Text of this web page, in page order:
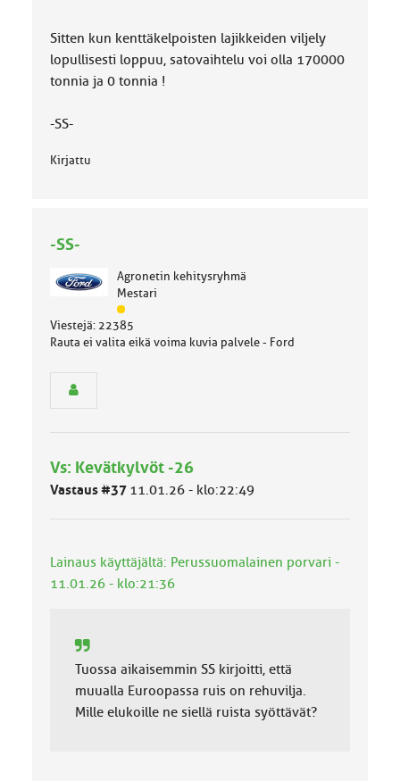
Sitten kun kenttäkelpoisten lajikkeiden viljely
lopullisesti loppuu, satovaihtelu voi olla 170000
tonnia ja 0 tonnia !
-SS-
Kirjattu
-SS-
Agronetin kehitysryhmä
Mestari
J
ä
s
ä
l
u
a
Viestejä: 22385
Rauta ei valita eikä voima kuvia palvele - Ford
Vs: Kevätkylvöt -26
Vastaus #37 11.01.26 - klo:22:49
Lainaus käyttäjältä: Perussuomalainen porvari -
11.01.26 - klo:21:36
Tuossa aikaisemmin SS kirjoitti, että
muualla Euroopassa ruis on rehuvilja.
Mille elukoille ne siellä ruista syöttävät?